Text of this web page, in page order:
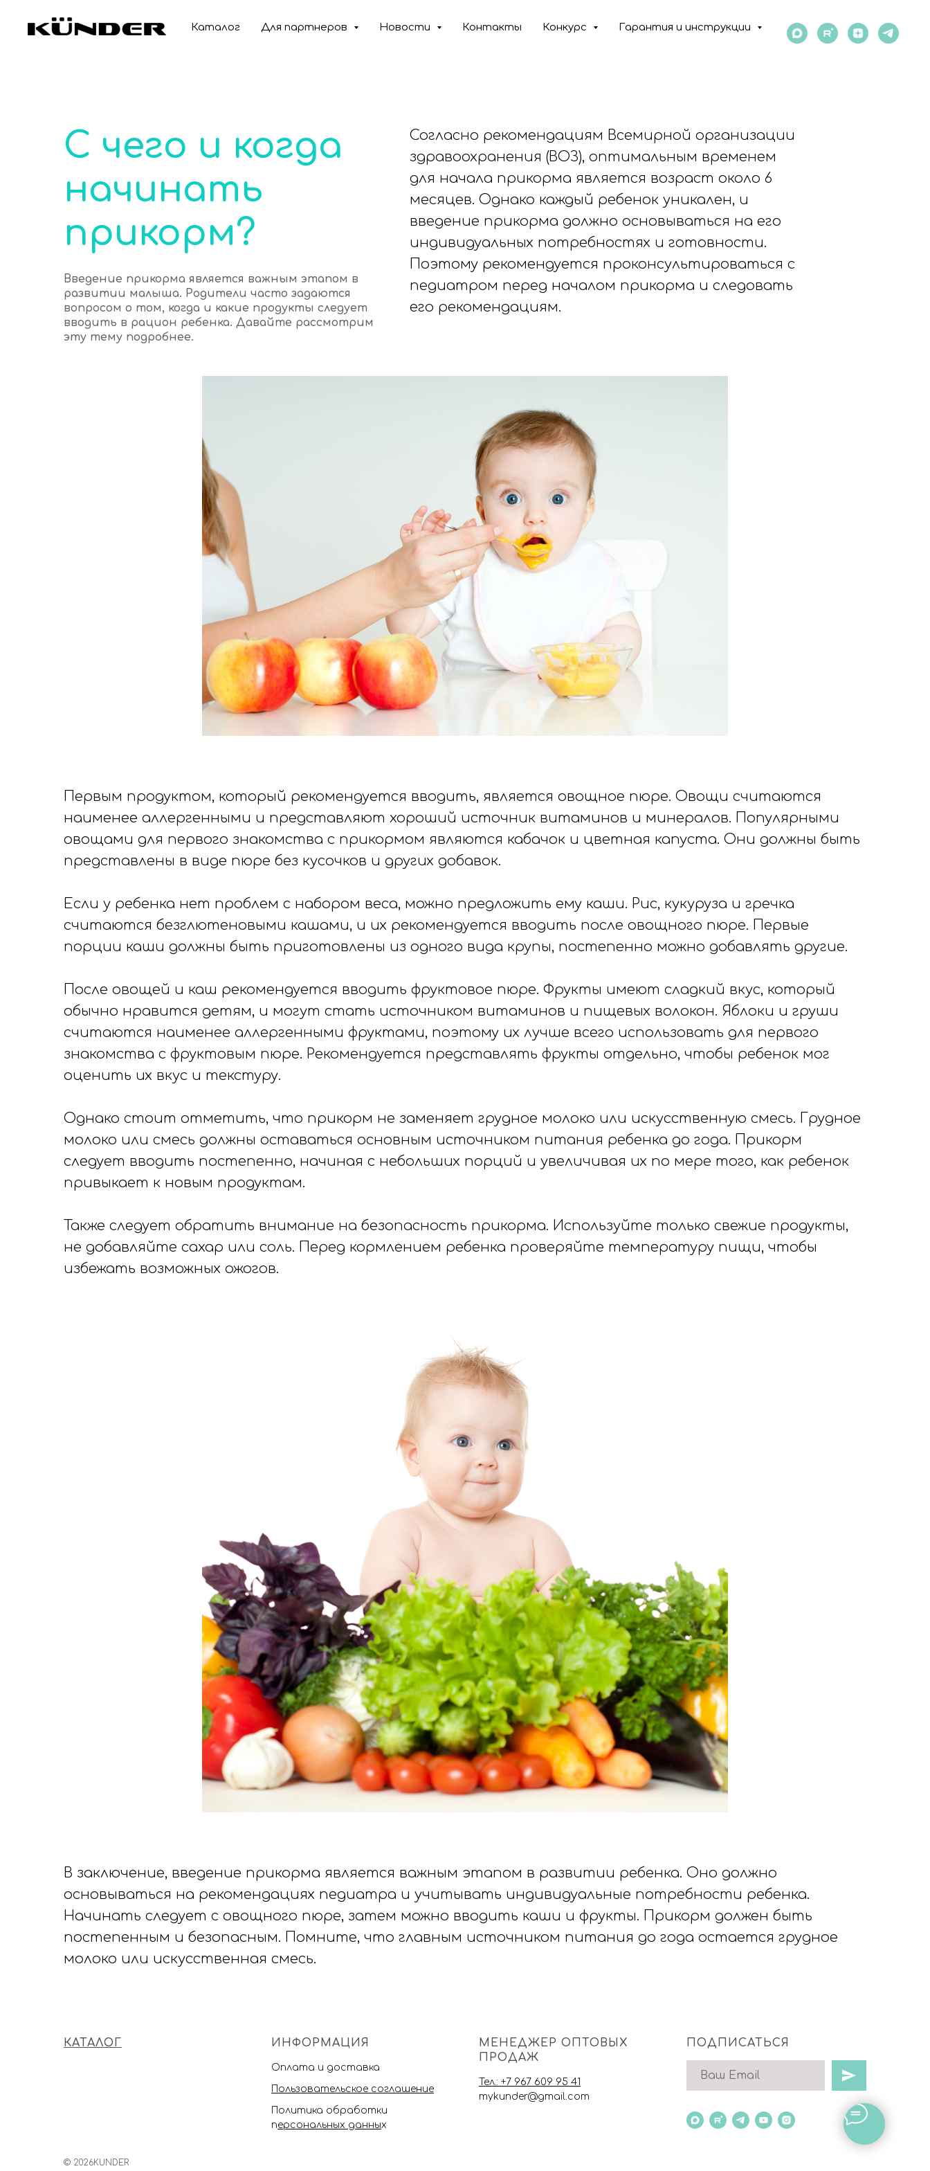
Каталог Для партнеров Новости Контакты Конкурс Гарантия и инструкции
С чего и когда
начинать
прикорм?
Введение прикорма является важным этапом в
развитии малыша. Родители часто задаются
вопросом о том, когда и какие продукты следует
вводить в рацион ребенка. Давайте рассмотрим
эту тему подробнее.
Согласно рекомендациям Всемирной организации
здравоохранения (ВОЗ), оптимальным временем
для начала прикорма является возраст около 6
месяцев. Однако каждый ребенок уникален, и
введение прикорма должно основываться на его
индивидуальных потребностях и готовности.
Поэтому рекомендуется проконсультироваться с
педиатром перед началом прикорма и следовать
его рекомендациям.
Первым продуктом, который рекомендуется вводить, является овощное пюре. Овощи считаются
наименее аллергенными и представляют хороший источник витаминов и минералов. Популярными
овощами для первого знакомства с прикормом являются кабачок и цветная капуста. Они должны быть
представлены в виде пюре без кусочков и других добавок.
Если у ребенка нет проблем с набором веса, можно предложить ему каши. Рис, кукуруза и гречка
считаются безглютеновыми кашами, и их рекомендуется вводить после овощного пюре. Первые
порции каши должны быть приготовлены из одного вида крупы, постепенно можно добавлять другие.
После овощей и каш рекомендуется вводить фруктовое пюре. Фрукты имеют сладкий вкус, который
обычно нравится детям, и могут стать источником витаминов и пищевых волокон. Яблоки и груши
считаются наименее аллергенными фруктами, поэтому их лучше всего использовать для первого
знакомства с фруктовым пюре. Рекомендуется представлять фрукты отдельно, чтобы ребенок мог
оценить их вкус и текстуру.
Однако стоит отметить, что прикорм не заменяет грудное молоко или искусственную смесь. Грудное
молоко или смесь должны оставаться основным источником питания ребенка до года. Прикорм
следует вводить постепенно, начиная с небольших порций и увеличивая их по мере того, как ребенок
привыкает к новым продуктам.
Также следует обратить внимание на безопасность прикорма. Используйте только свежие продукты,
не добавляйте сахар или соль. Перед кормлением ребенка проверяйте температуру пищи, чтобы
избежать возможных ожогов.
В заключение, введение прикорма является важным этапом в развитии ребенка. Оно должно
основываться на рекомендациях педиатра и учитывать индивидуальные потребности ребенка.
Начинать следует с овощного пюре, затем можно вводить каши и фрукты. Прикорм должен быть
постепенным и безопасным. Помните, что главным источником питания до года остается грудное
молоко или искусственная смесь.
КАТАЛОГ ИНФОРМАЦИЯ
Оплата и доставка
Пользовательское соглашение
Политика обработки
персональных данных
МЕНЕДЖЕР ОПТОВЫХ
ПРОДАЖ
Тел.: +7 967 609 95 41
mykunder@gmail.com
ПОДПИСАТЬСЯ
© 2026KUNDER